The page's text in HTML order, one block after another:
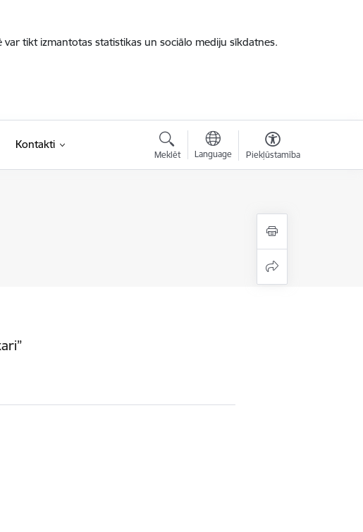
tikt izmantotas statistikas un sociālo mediju sīkdatnes.
Kontakti
Meklēt Language Piekļūstamība